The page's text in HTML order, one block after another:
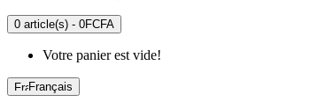
0 article(s) - 0FCFA
Votre panier est vide!
Français